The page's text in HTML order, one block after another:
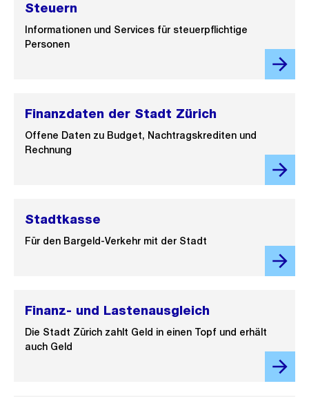
Steuern
Informationen und Services für steuerpflichtige
Personen
Finanzdaten der Stadt Zürich
Offene Daten zu Budget, Nachtragskrediten und
Rechnung
Stadtkasse
Für den Bargeld-Verkehr mit der Stadt
Finanz- und Lastenausgleich
Die Stadt Zürich zahlt Geld in einen Topf und erhält
auch Geld